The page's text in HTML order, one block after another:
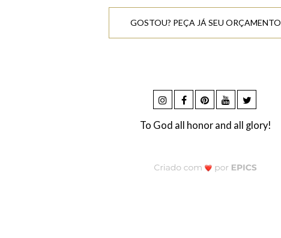
GOSTOU? PEÇA JÁ SEU ORÇAMENTO
To God all honor and all glory!